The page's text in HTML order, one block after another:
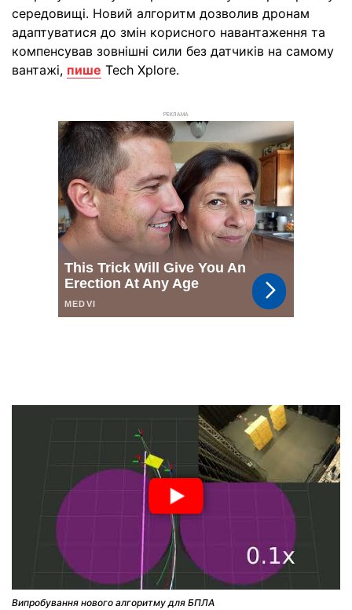
середовищі. Новий алгоритм дозволив дронам
адаптуватися до змін корисного навантаження та
компенсував зовнішні сили без датчиків на самому
вантажі, пише Tech Xplore.
РЕКЛАМА
Випробування нового алгоритму для БПЛА